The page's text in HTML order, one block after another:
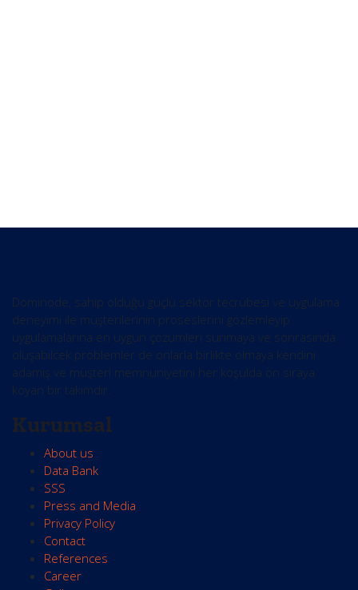
Dominode, sahip olduğu güçlü sektör tecrübesi ve uygulama
deneyimi ile müşterilerinin proseslerini gözlemleyip
uygulamalarına en uygun çözümleri sunmaya ve sonrasında
oluşabilcek problemler de onlarla birlikte olmaya kendini
adamış ve müşteri memnuniyetini her koşulda ön sıraya
koyan bir takımdır.
Kurumsal
About us
Data Bank
SSS
Press and Media
Privacy Policy
Contact
References
Career